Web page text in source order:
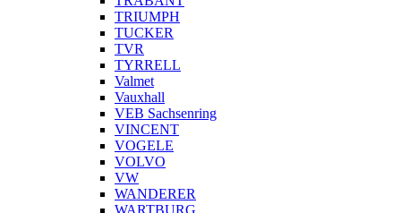
TRIUMPH
TUCKER
TVR
TYRRELL
Valmet
Vauxhall
VEB Sachsenring
VINCENT
VOGELE
VOLVO
VW
WANDERER